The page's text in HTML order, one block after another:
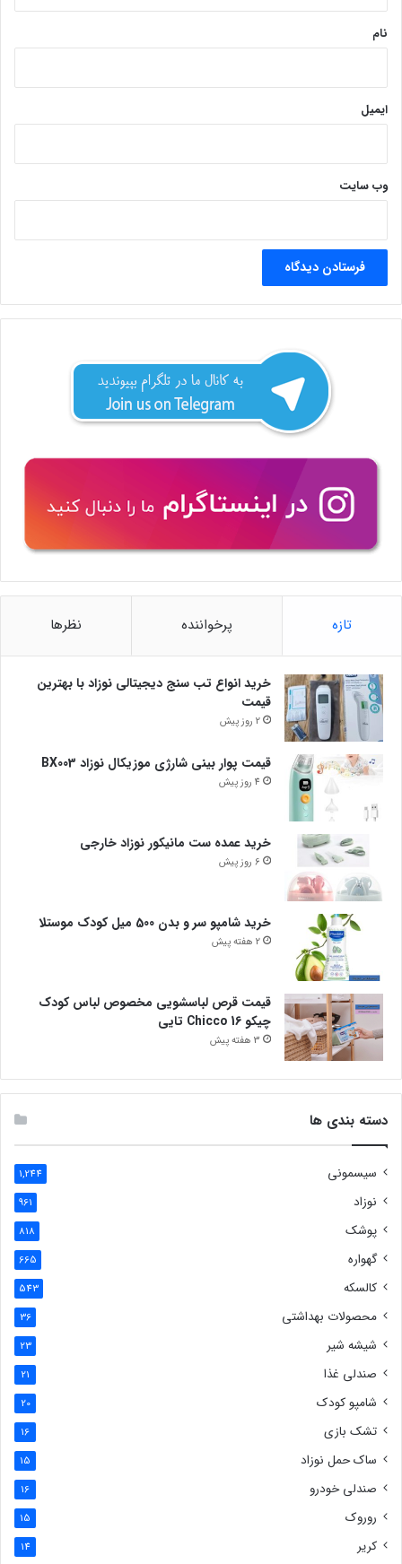
نام
ایمیل
وب‌ سایت
تازه پرخواننده نظرها
خرید انواع تب سنج دیجیتالی نوزاد با بهترین
قیمت
2 روز پیش
قیمت پوار بینی شارژی موزیکال نوزاد BX003
4 روز پیش
خرید عمده ست مانیکور نوزاد خارجی
6 روز پیش
خرید شامپو سر و بدن 500 میل کودک موستلا
2 هفته پیش
قیمت قرص لباسشویی مخصوص لباس کودک
چیکو Chicco 16 تایی
3 هفته پیش
دسته بندی ها
سیسمونی 1,244
نوزاد 961
پوشک 818
گهواره 665
کالسکه 543
محصولات بهداشتی 36
شیشه شیر 23
صندلی غذا 21
شامپو کودک 20
تشک بازی 16
ساک حمل نوزاد 15
صندلی خودرو 16
روروک 15
کریر 14